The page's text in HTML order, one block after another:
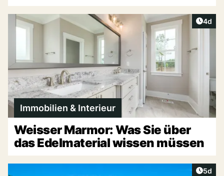
4d
Immobilien & Interieur
Weisser Marmor: Was Sie über
das Edelmaterial wissen müssen
5d